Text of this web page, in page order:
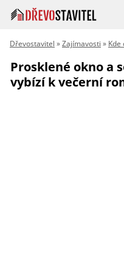
Dřevostavitel »Zajímavosti » Kde
Prosklené okno a
vybízí k večerní